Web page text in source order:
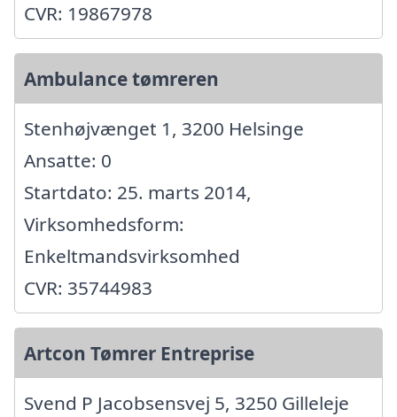
CVR: 19867978
Ambulance tømreren
Stenhøjvænget 1, 3200 Helsinge
Ansatte: 0
Startdato: 25. marts 2014,
Virksomhedsform:
Enkeltmandsvirksomhed
CVR: 35744983
Artcon Tømrer Entreprise
Svend P Jacobsensvej 5, 3250 Gilleleje